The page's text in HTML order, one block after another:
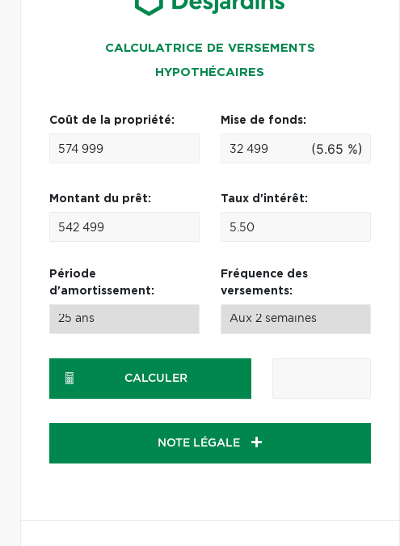
CALCULATRICE DE VERSEMENTS
HYPOTHÉCAIRES
Coût de la propriété: Mise de fonds:
(5.65 %)
Montant du prêt: Taux d'intérêt:
Période
d'amortissement:
Fréquence des
versements:
CALCULER
NOTE LÉGALE